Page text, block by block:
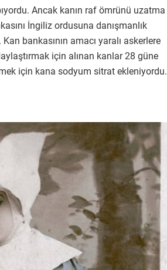
Ancak kanın raf ömrünü uzatma
İngiliz ordusuna danışmanlık
bankasının amacı yaralı askerlere
için alınan kanlar 28 güne
için kana sodyum sitrat ekleniyordu.